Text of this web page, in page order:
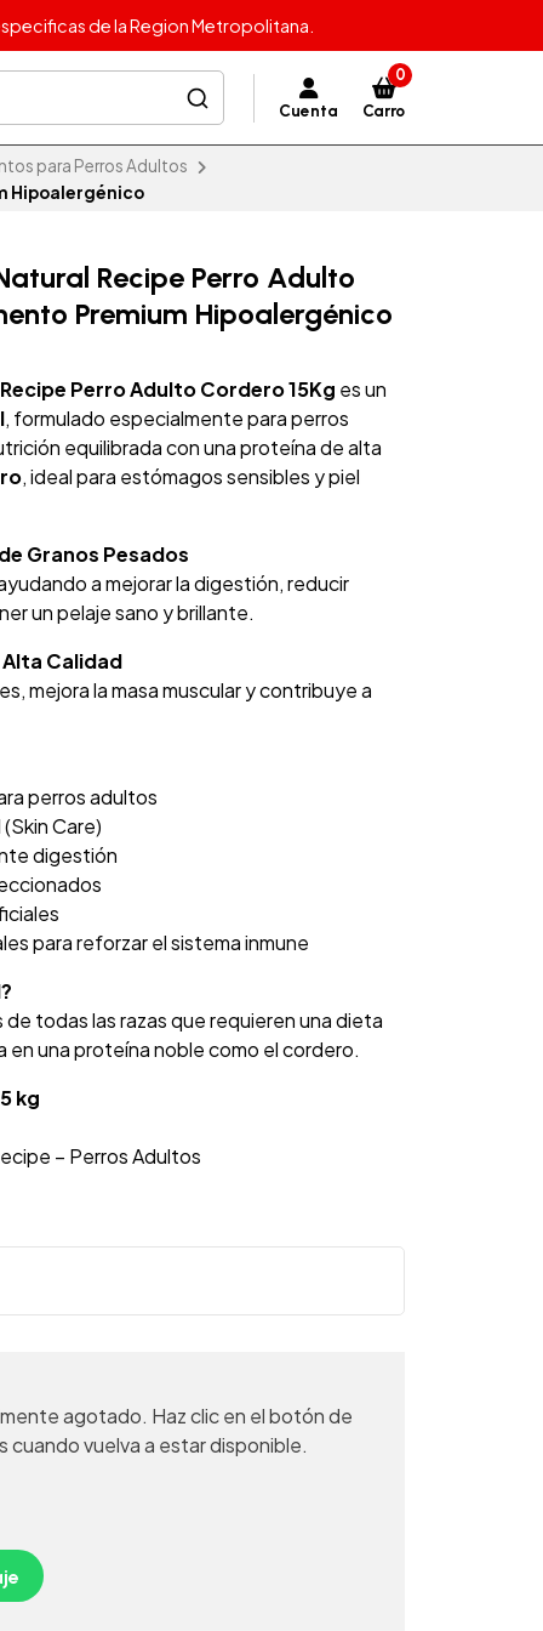
de la Region Metropolitana.
Cuenta
0
Carro
para Perros Adultos
Hipoalergénico
Recipe Perro Adulto
Premium Hipoalergénico
Perro Adulto Cordero 15Kg es un
, formulado especialmente para perros
equilibrada con una proteína de alta
, ideal para estómagos sensibles y piel
Granos Pesados
a mejorar la digestión, reducir
un pelaje sano y brillante.
Calidad
mejora la masa muscular y contribuye a
perros adultos
Care)
digestión
para reforzar el sistema inmune
todas las razas que requieren una dieta
en una proteína noble como el cordero.
kg
– Perros Adultos
agotado. Haz clic en el botón de
cuando vuelva a estar disponible.